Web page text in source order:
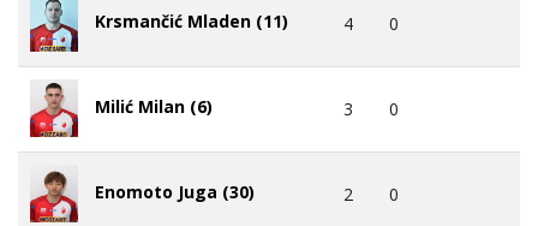
Krsmančić Mladen (11) 4 0
Milić Milan (6) 3 0
Enomoto Juga (30) 2 0